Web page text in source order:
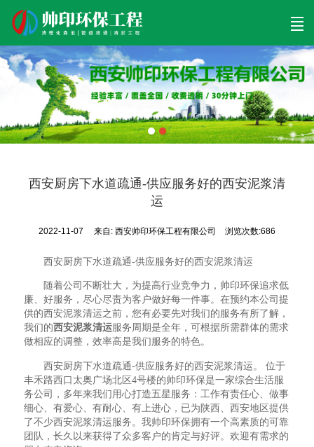
首页 清理工程 清淤工程 污泥工程 清淤检测
西安厨房下水道疏通-供应服务好的西安泥浆清
运
2022-11-07 来自:西安帅印环保工程有限公司 浏览次数:686
西安厨房下水道疏通-供应服务好的西安泥浆清运
随着公司不断壮大，为提高行业竞争力，帅印环保追求低
廉、好服务，尽心尽责为客户做好每一件事。在预约本公司提
供的西安泥浆清运之前，您有必要先对我们的服务有所了解，
我们的西安泥浆清运服务周期是全年，可根据所需群体的需求
做相应的调整，效率高是我们服务的特色。
西安厨房下水道疏通-供应服务好的西安泥浆清运。 位于
丰禾路西口太奥广场北区4号楼的帅印环保是一家综合生活服
务公司，多年来我们用心打造五星服务：工作有责任心、做事
细心、有爱心、有耐心、有上进心，已为陕西、西安地区提供
了不少西安泥浆清运服务。我帅印环保拥有一个高素质的可靠
团队，长久以来获得了众多客户的肯定与好评。欢迎有需求的